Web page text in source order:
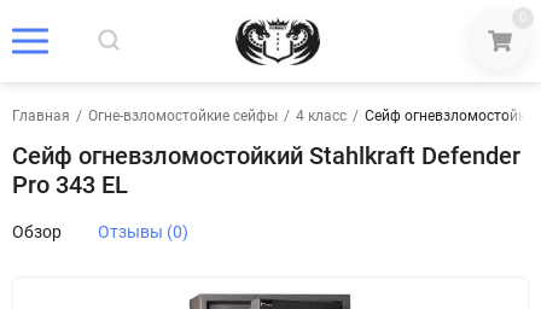
0
Главная / Огне-взломостойкие сейфы / 4 класс / Сейф
Сейф огневзломостойкий Stahlkraft Defender
Pro 343 EL
Обзор Отзывы (0)